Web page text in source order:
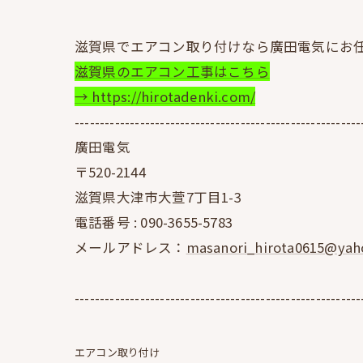
滋賀県でエアコン取り付けなら廣田電気にお
滋賀県のエアコン工事はこちら
→ https://hirotadenki.com/
廣田電気
〒520-2144
滋賀県大津市大萱7丁目1-3
電話番号 : 090-3655-5783
メールアドレス：
エアコン取り付け